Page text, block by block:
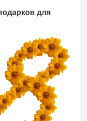
для